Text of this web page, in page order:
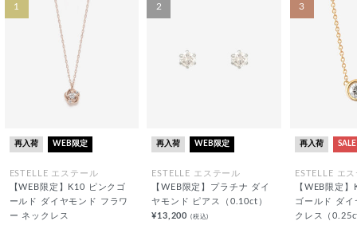
1
再入荷 WEB限定
ESTELLE エステール
【WEB限定】K10 ピンクゴ
ールド ダイヤモンド フラワ
ー ネックレス
2
再入荷 WEB限定
ESTELLE エステール
【WEB限定】プラチナ ダイ
ヤモンド ピアス（0.10ct）
¥13,200 (税込)
3
再入荷 SALE
ESTELLE エ
【WEB限定
ゴールド ダ
クレス（